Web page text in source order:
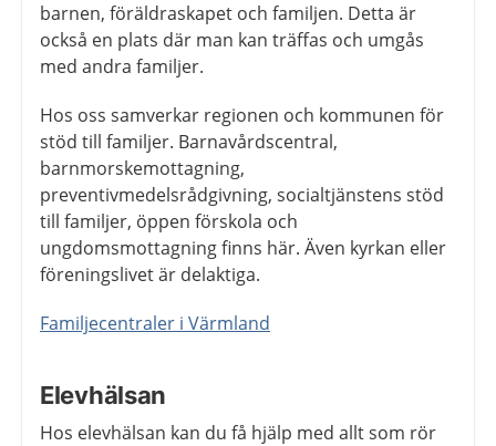
barnen, föräldraskapet och familjen. Detta är
också en plats där man kan träffas och umgås
med andra familjer.
Hos oss samverkar regionen och kommunen för
stöd till familjer. Barnavårdscentral,
barnmorskemottagning,
preventivmedelsrådgivning, socialtjänstens stöd
till familjer, öppen förskola och
ungdomsmottagning finns här. Även kyrkan eller
föreningslivet är delaktiga.
Familjecentraler i Värmland
Elevhälsan
Hos elevhälsan kan du få hjälp med allt som rör